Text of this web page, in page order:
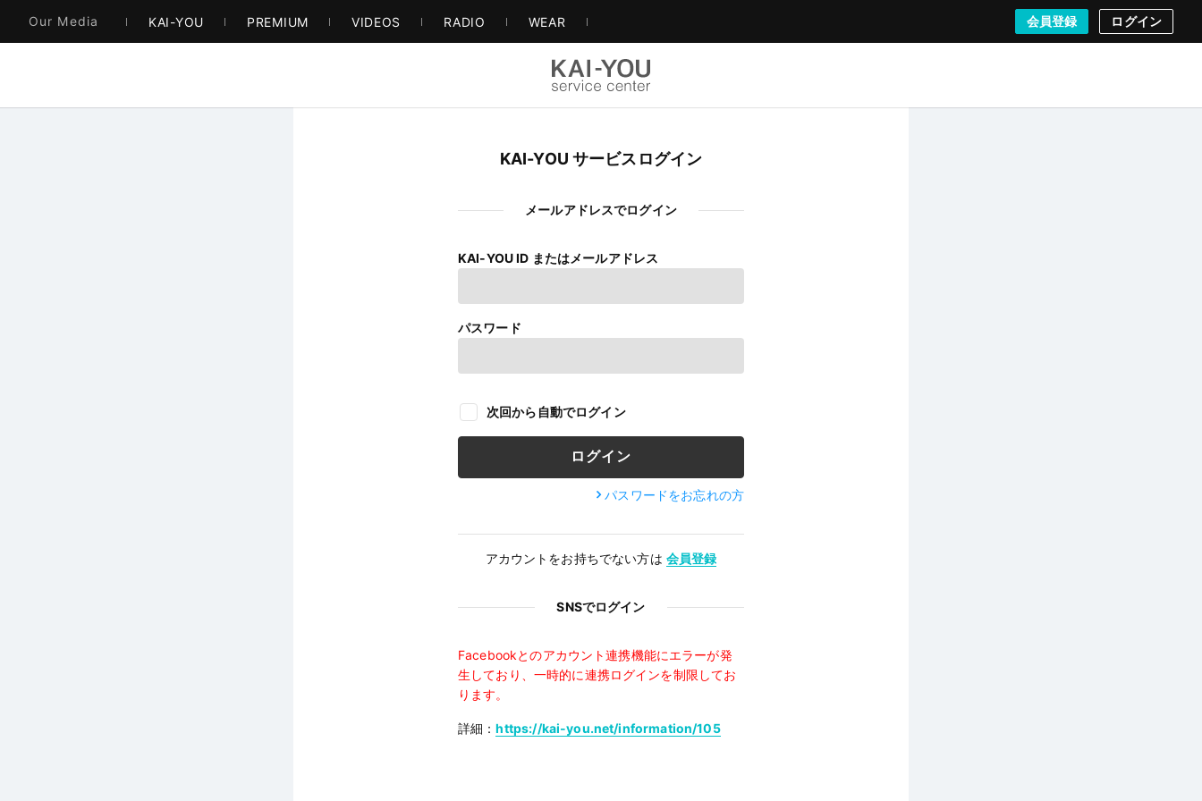
Our Media KAI-YOU PREMIUM VIDEOS RADIO WEAR 会員登録 ログイン
KAI-YOU サービスログイン
メールアドレスでログイン
KAI-YOU ID またはメールアドレス
パスワード
次回から自動でログイン
パスワードをお忘れの方
アカウントをお持ちでない方は 会員登録
SNSでログイン
Facebookとのアカウント連携機能にエラーが発
生しており、一時的に連携ログインを制限してお
ります。
詳細：https://kai-you.net/information/105